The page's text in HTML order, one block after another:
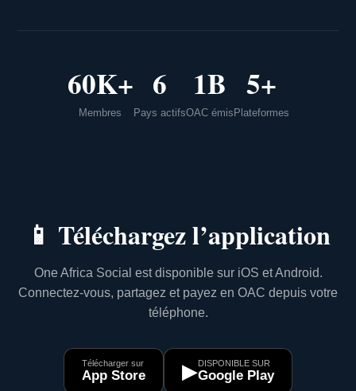
60K+
Membres
6
Pays actifs
1B
OAC émis
5+
Plateformes
📱 Téléchargez l’application
One Africa Social est disponible sur iOS et Android.
Connectez-vous, partagez et payez en OAC depuis votre
téléphone.
Télécharger sur
App Store ▶DISPONIBLE SUR
Google Play